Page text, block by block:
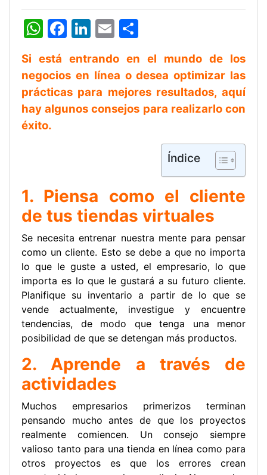
W
at
s
A
p
F
c
e
b
Li
k
e
dI
E
ai
l
m
p
ar
Si está entrando en el mundo de los
negocios en línea o desea optimizar las
prácticas para mejores resultados, aquí
hay algunos consejos para realizarlo con
éxito.
Índice
1. Piensa como el cliente
de tus tiendas virtuales
Se necesita entrenar nuestra mente para pensar
como un cliente. Esto se debe a que no importa
lo que le guste a usted, el empresario, lo que
importa es lo que le gustará a su futuro cliente.
Planifique su inventario a partir de lo que se
vende actualmente, investigue y encuentre
tendencias, de modo que tenga una menor
posibilidad de que se detengan más productos.
2. Aprende a través de
actividades
Muchos empresarios primerizos terminan
pensando mucho antes de que los proyectos
realmente comiencen. Un consejo siempre
valioso tanto para una tienda en línea como para
otros proyectos es que los errores crean